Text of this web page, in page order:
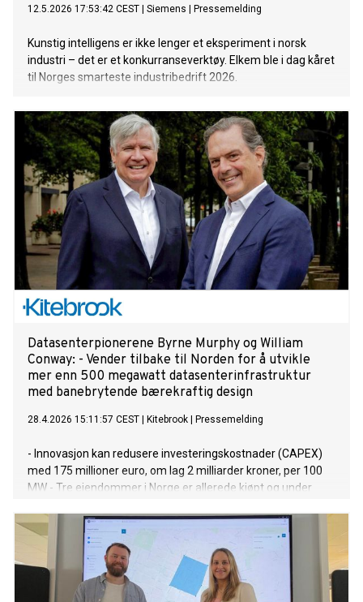
12.5.2026 17:53:42 CEST Siemens Pressemelding
Kunstig intelligens er ikke lenger et eksperiment i norsk
industri – det er et konkurranseverktøy. Elkem ble i dag kåret
til Norges smarteste industribedrift 2026.
Datasenterpionerene Byrne Murphy og William
Conway: - Vender tilbake til Norden for å utvikle
mer enn 500 megawatt datasenterinfrastruktur
med banebrytende bærekraftig design
28.4.2026 15:11:57 CEST Kitebrook Pressemelding
- Innovasjon kan redusere investeringskostnader (CAPEX)
med 175 millioner euro, om lag 2 milliarder kroner, per 100
MW - Tre eiendommer i Norge er allerede kjøpt og under